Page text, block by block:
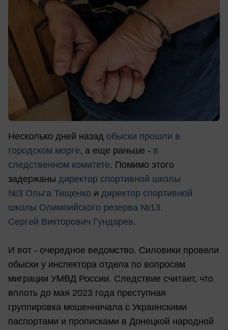
Несколько дней назад обыски прошли в
городском морге, а еще раньше - в
следственном комитете. Помимо этого
задержаны директор спортивной школы
№3 Ольга Тищенко и директор спортивной
школы Олимпийского резерва №13.
Сергей Викторович Гундарев.
И вот - очередное ведомство. Силовики провели
обыски у инспектора отдела по вопросам
миграции УМВД России. Следствие считает, что
вплоть до мая 2023 года преступная
группировка мошенничала с Украинскими
паспортами и прописками в Донецкой народной